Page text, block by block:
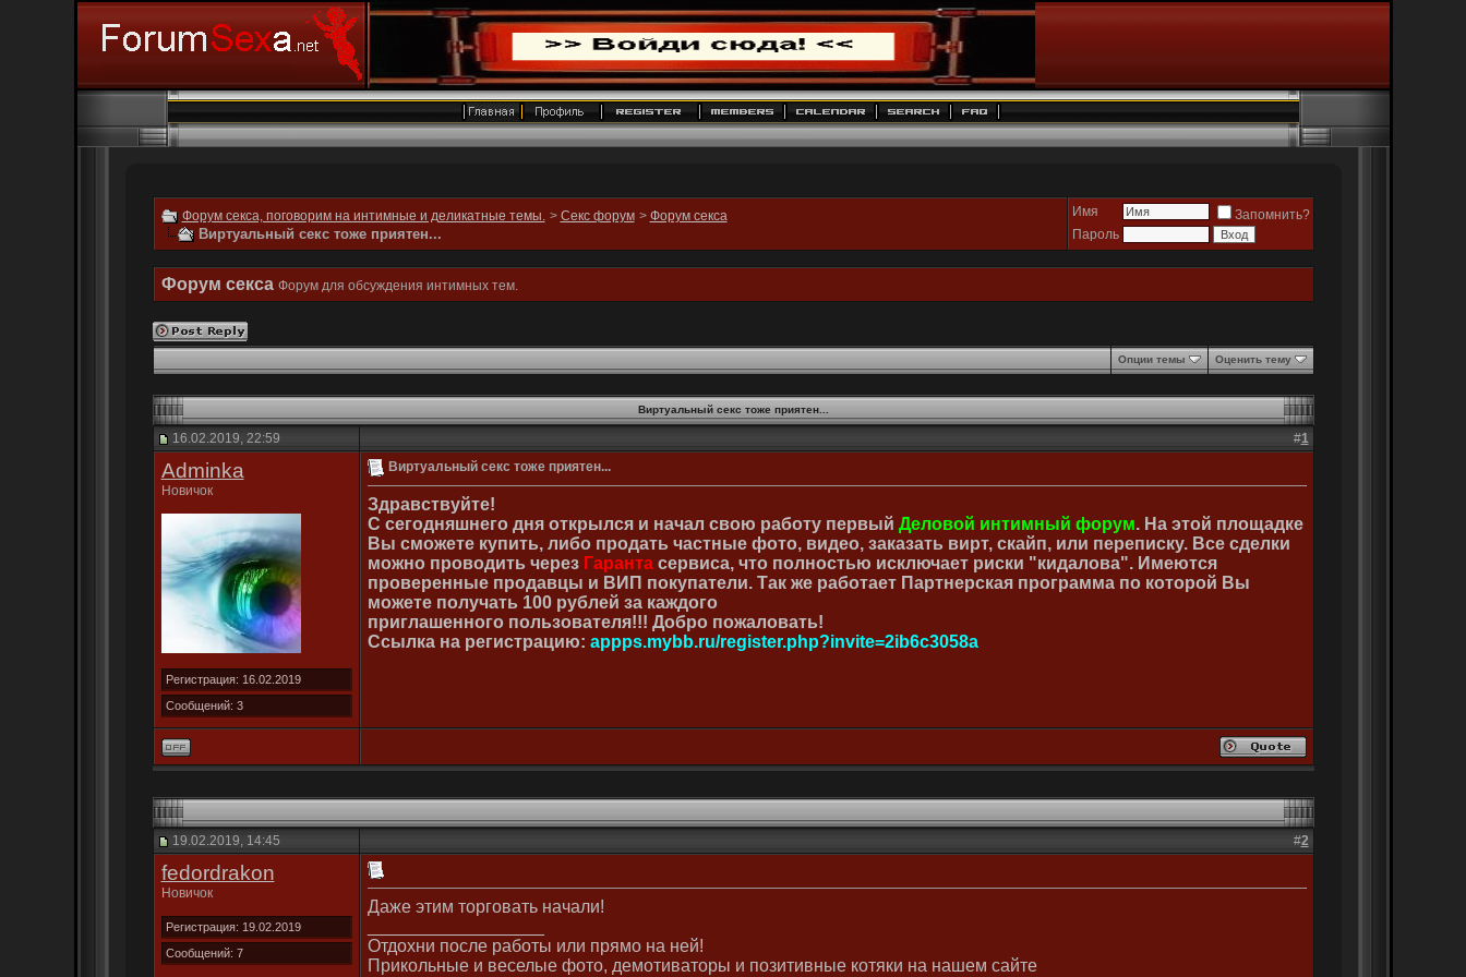
Форум секса, поговорим на интимные и деликатные темы. > Секс форум > Форум секса
Виртуальный секс тоже приятен...
Имя
Запомнить?
Пароль
Форум секса Форум для обсуждения интимных тем.
Опции темы Оценить тему
Виртуальный секс тоже приятен...
16.02.2019, 22:59 #1
Adminka
Новичок
Регистрация: 16.02.2019
Сообщений: 3
Виртуальный секс тоже приятен...
Здравствуйте!
С сегодняшнего дня открылся и начал свою работу первый Деловой интимный форум. На этой площадке
Вы сможете купить, либо продать частные фото, видео, заказать вирт, скайп, или переписку. Все сделки
можно проводить через Гаранта сервиса, что полностью исключает риски "кидалова". Имеются
проверенные продавцы и ВИП покупатели. Так же работает Партнерская программа по которой Вы
можете получать 100 рублей за каждого
приглашенного пользователя!!! Добро пожаловать!
Ссылка на регистрацию: appps.mybb.ru/register.php?invite=2ib6c3058a
19.02.2019, 14:45 #2
fedordrakon
Новичок
Регистрация: 19.02.2019
Сообщений: 7
Даже этим торговать начали!
Отдохни после работы или прямо на ней!
Прикольные и веселые фото, демотиваторы и позитивные котяки на нашем сайте